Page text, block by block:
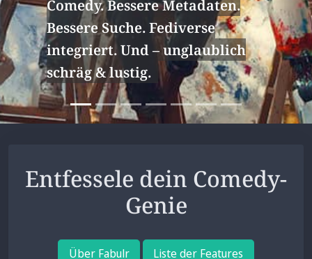
Entfessele dein Comedy-
Genie
Über Fabulr Liste der Features